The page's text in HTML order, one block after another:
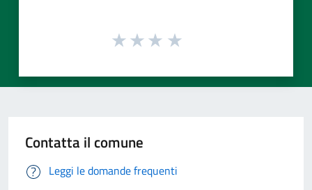
Contatta il comune
Leggi le domande frequenti